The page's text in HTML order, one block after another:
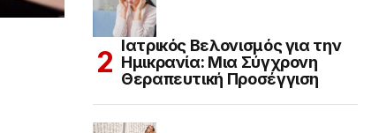
Ιατρικός Βελονισμός για την
Ημικρανία: Μια Σύγχρονη
Θεραπευτική Προσέγγιση